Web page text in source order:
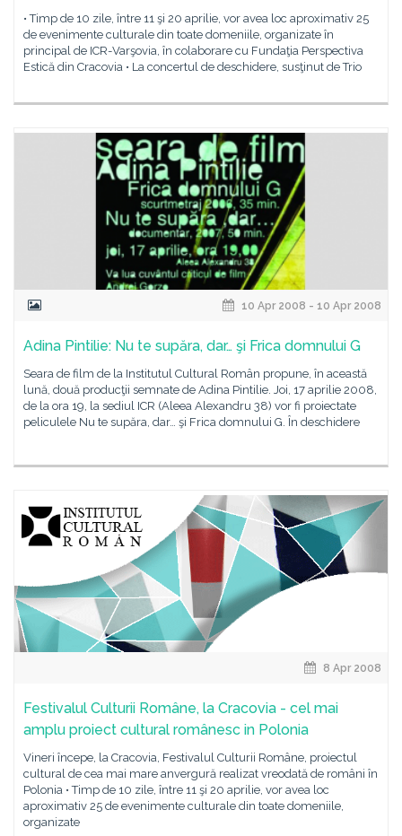
• Timp de 10 zile, între 11 şi 20 aprilie, vor avea loc aproximativ 25
de evenimente culturale din toate domeniile, organizate în
principal de ICR-Varşovia, în colaborare cu Fundaţia Perspectiva
Estică din Cracovia • La concertul de deschidere, susţinut de Trio
10 Apr 2008 - 10 Apr 2008
Adina Pintilie: Nu te supăra, dar… şi Frica domnului G
Seara de film de la Institutul Cultural Român propune, în această
lună, două producţii semnate de Adina Pintilie. Joi, 17 aprilie 2008,
de la ora 19, la sediul ICR (Aleea Alexandru 38) vor fi proiectate
peliculele Nu te supăra, dar… şi Frica domnului G. În deschidere
8 Apr 2008
Festivalul Culturii Române, la Cracovia - cel mai
amplu proiect cultural românesc in Polonia
Vineri începe, la Cracovia, Festivalul Culturii Române, proiectul
cultural de cea mai mare anvergură realizat vreodată de români în
Polonia • Timp de 10 zile, între 11 şi 20 aprilie, vor avea loc
aproximativ 25 de evenimente culturale din toate domeniile,
organizate